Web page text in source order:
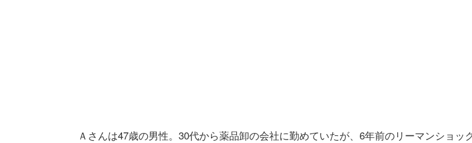
Ａさんは47歳の男性。30代から薬品卸の会社に勤めていたが、6年前のリーマンショッ